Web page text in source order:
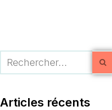
Articles récents